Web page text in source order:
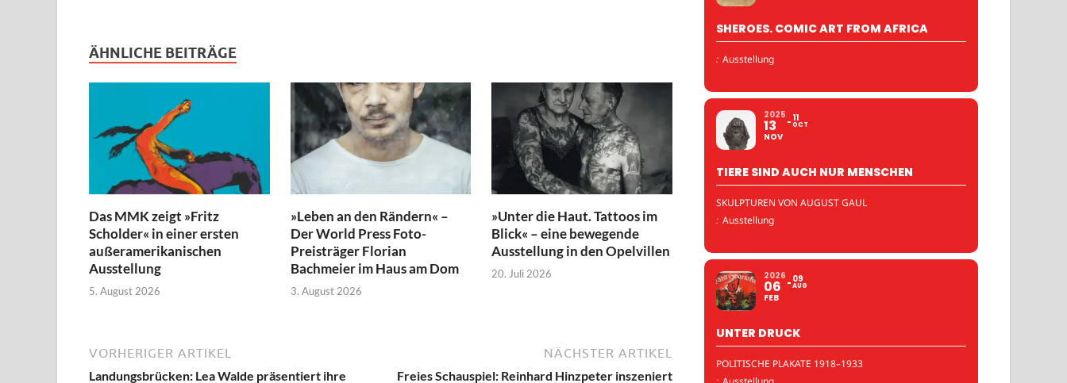
ÄHNLICHE BEITRÄGE
Das MMK zeigt »Fritz
Scholder« in einer ersten
außeramerikanischen
Ausstellung
5. August 2026
»Leben an den Rändern« –
Der World Press Foto-
Preisträger Florian
Bachmeier im Haus am Dom
3. August 2026
»Unter die Haut. Tattoos im
Blick« – eine bewegende
Ausstellung in den Opelvillen
20. Juli 2026
VORHERIGER ARTIKEL
Landungsbrücken: Lea Walde präsentiert ihre
NÄCHSTER ARTIKEL
Freies Schauspiel: Reinhard Hinzpeter inszeniert
SHEROES. COMIC ART FROM AFRICA
: Ausstellung
2025
13
NOV
11
OCT
TIERE SIND AUCH NUR MENSCHEN
SKULPTUREN VON AUGUST GAUL
: Ausstellung
2026
06
FEB
09
AUG
UNTER DRUCK
POLITISCHE PLAKATE 1918–1933